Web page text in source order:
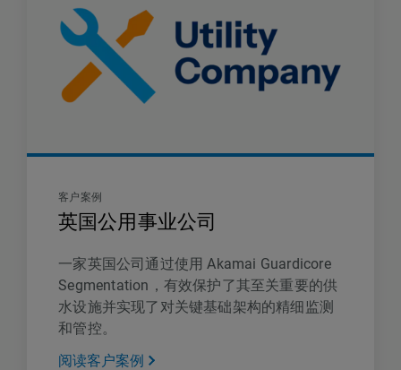
客户案例
英国公用事业公司
一家英国公司通过使用 Akamai Guardicore
Segmentation，有效保护了其至关重要的供
水设施并实现了对关键基础架构的精细监测
和管控。
阅读客户案例